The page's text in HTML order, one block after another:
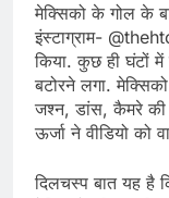
मेक्सिको के गोल के
इंस्टाग्राम-
किया. कुछ ही घंटों में
बटोरने लगा.
जश्न, डांस, कैमरे की
ऊर्जा ने वीडियो को
दिलचस्प बात यह है